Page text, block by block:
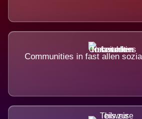
Communities in fast allen